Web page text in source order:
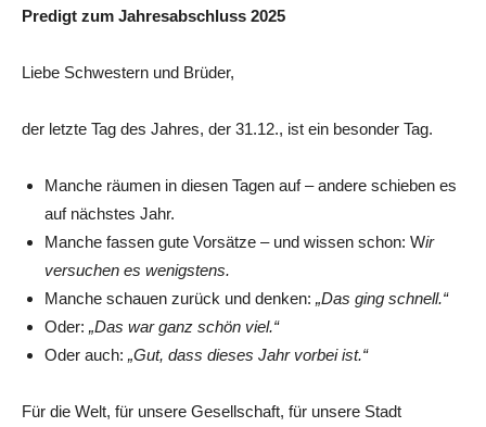
Predigt zum Jahresabschluss 2025
Liebe Schwestern und Brüder,
der letzte Tag des Jahres, der 31.12., ist ein besonder Tag.
Manche räumen in diesen Tagen auf – andere schieben es
auf nächstes Jahr.
Manche fassen gute Vorsätze – und wissen schon: Wir
versuchen es wenigstens.
Manche schauen zurück und denken: „Das ging schnell.“
Oder: „Das war ganz schön viel.“
Oder auch: „Gut, dass dieses Jahr vorbei ist.“
Für die Welt, für unsere Gesellschaft, für unsere Stadt